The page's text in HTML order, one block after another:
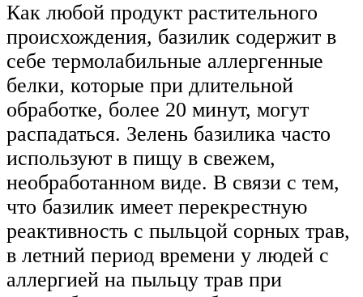
Как любой продукт растительного
происхождения, базилик содержит в
себе термолабильные аллергенные
белки, которые при длительной
обработке, более 20 минут, могут
распадаться. Зелень базилика часто
используют в пищу в свежем,
необработанном виде. В связи с тем,
что базилик имеет перекрестную
реактивность с пыльцой сорных трав,
в летний период времени у людей с
аллергией на пыльцу трав при